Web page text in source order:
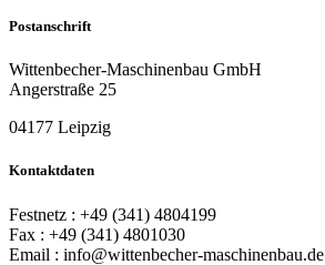
Postanschrift
Wittenbecher-Maschinenbau GmbH
Angerstraße 25
04177 Leipzig
Kontaktdaten
Festnetz : +49 (341) 4804199
Fax : +49 (341) 4801030
Email : info@wittenbecher-maschinenbau.de